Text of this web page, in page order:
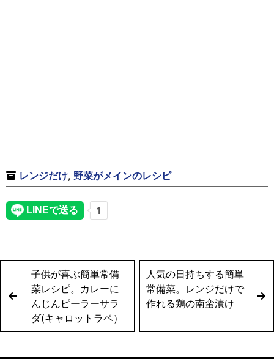
レンジだけ, 野菜がメインのレシピ
子供が喜ぶ簡単常備
菜レシピ。カレーに
んじんピーラーサラ
ダ(キャロットラペ）
人気の日持ちする簡単
常備菜。レンジだけで
作れる鶏の南蛮漬け